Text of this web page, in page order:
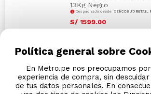
S/1799.00
Política general sobre
En Metro.pe nos preocupamos
experiencia de compra, sin
de tus datos personales. En